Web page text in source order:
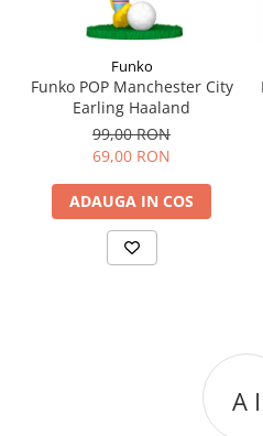
Funko
Funko POP Manchester City
Earling Haaland
99,00 RON
69,00 RON
ADAUGA IN COS
A I